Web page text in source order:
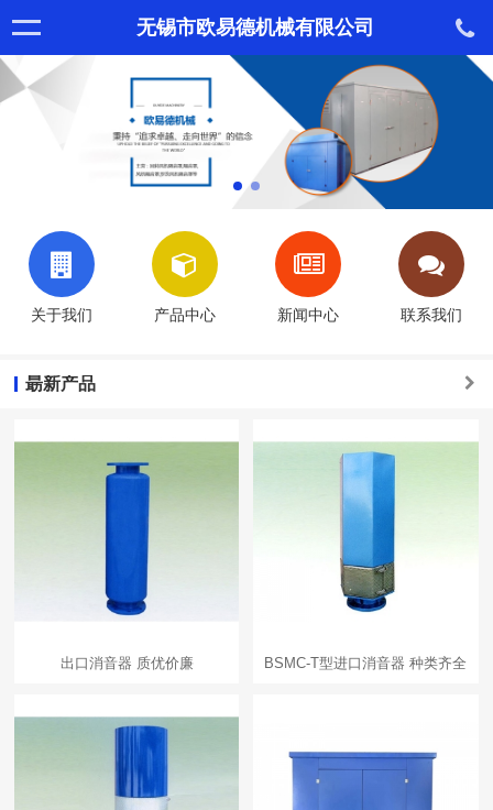
无锡市欧易德机械有限公司
关于我们 产品中心 新闻中心 联系我们
朂新产品
出口消音器 质优价廉 BSMC-T型进口消音器 种类齐全